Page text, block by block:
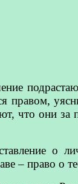
правом,
что они за
о
– право о